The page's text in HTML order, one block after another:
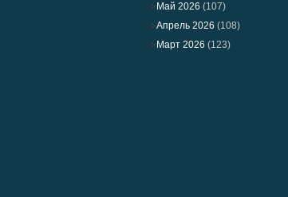
Май 2026 (107)
Апрель 2026 (108)
Март 2026 (123)